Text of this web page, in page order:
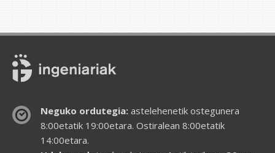
Neguko ordutegia:astelehenetik ostegunera
8:00etatik 19:00etara. Ostiralean 8:00etatik
14:00etara.